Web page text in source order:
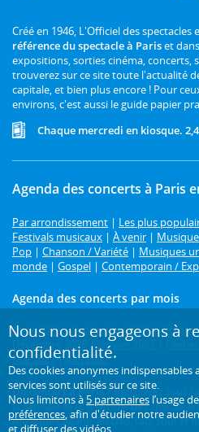
Créé en 1946, L'Officiel des spectacles
référence du spectacle à Pariset
expositions, sorties cinéma, concerts,
trouverez sur ce site toute l'actualité
capitale, et bien plus encore ! Pour
environs, c'est aussi le guide papier
Chaque mercredi en kiosque.
Agenda des concerts à Paris
Par arrondissement | Les plus
Festivals musicaux | À venir |
Pop | Chanson / Variété | Musiques
monde | Gospel | Contemporain /
Agenda des concerts par mois
Août 2026| Septembre 2026|
Décembre 2026
| Janvier 2027
Mai 2027| Juin 2027
Un concert à Paris ?Retrouvez tout
la capitale avec L'Officiel des
musique tzigane, électro, rap, soul et
Nous nous engageons à
confidentialité.
Des cookies anonymes
services sont utilisés sur ce site.
Nous limitons à 5 partenaires l’usage
préférences, afin d'étudier notre
et diffuser des vidéos.